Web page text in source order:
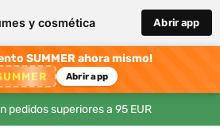
y cosmética Abrir app
SUMMER ahora mismo!
Abrir app
pedidos superiores a 95 EUR